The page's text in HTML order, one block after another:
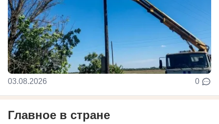
03.08.2026 0
Главное в стране